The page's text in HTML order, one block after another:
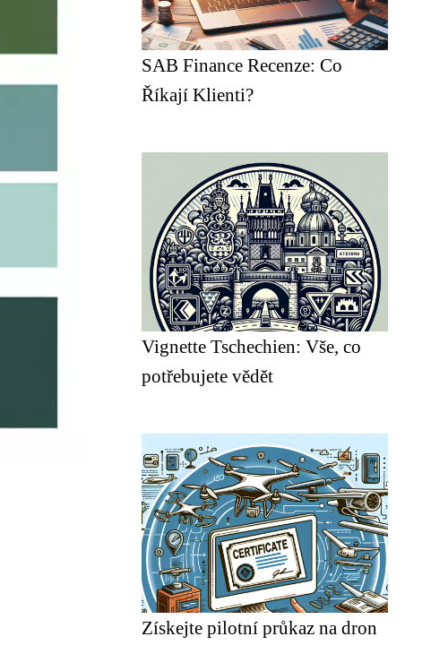
SAB Finance Recenze: Co
Říkají Klienti?
Vignette Tschechien: Vše, co
potřebujete vědět
Získejte pilotní průkaz na dron